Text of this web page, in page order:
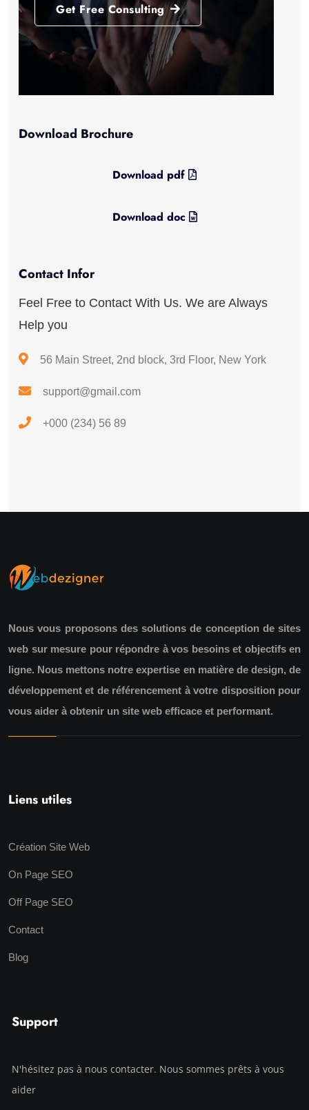
Get Free Consulting
Download Brochure
Download pdf
Download doc
Contact Infor
Feel Free to Contact With Us. We are Always
Help you
56 Main Street, 2nd block, 3rd Floor, New York
support@gmail.com
+000 (234) 56 89
Nous vous proposons des solutions de conception de sites
web sur mesure pour répondre à vos besoins et objectifs en
ligne. Nous mettons notre expertise en matière de design, de
développement et de référencement à votre disposition pour
vous aider à obtenir un site web efficace et performant.
Liens utiles
Création Site Web
On Page SEO
Off Page SEO
Contact
Blog
Support
N'hésitez pas à nous contacter. Nous sommes prêts à vous
aider